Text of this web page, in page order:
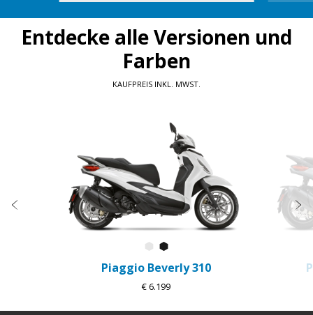
Entdecke alle Versionen und
Farben
KAUFPREIS INKL. MWST.
Bianco Luna
Piaggio Beverly 310
€ 6.199